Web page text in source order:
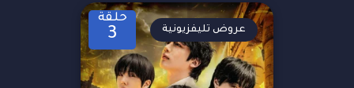
حلقة
3 عروض تليفزيونية